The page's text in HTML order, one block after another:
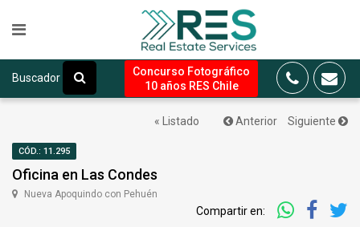
Buscador
Concurso Fotográfico
10 años RES Chile
« Listado Anterior Siguiente
CÓD.: 11.295
Oficina en Las Condes
Nueva Apoquindo con Pehuén
Compartir en: